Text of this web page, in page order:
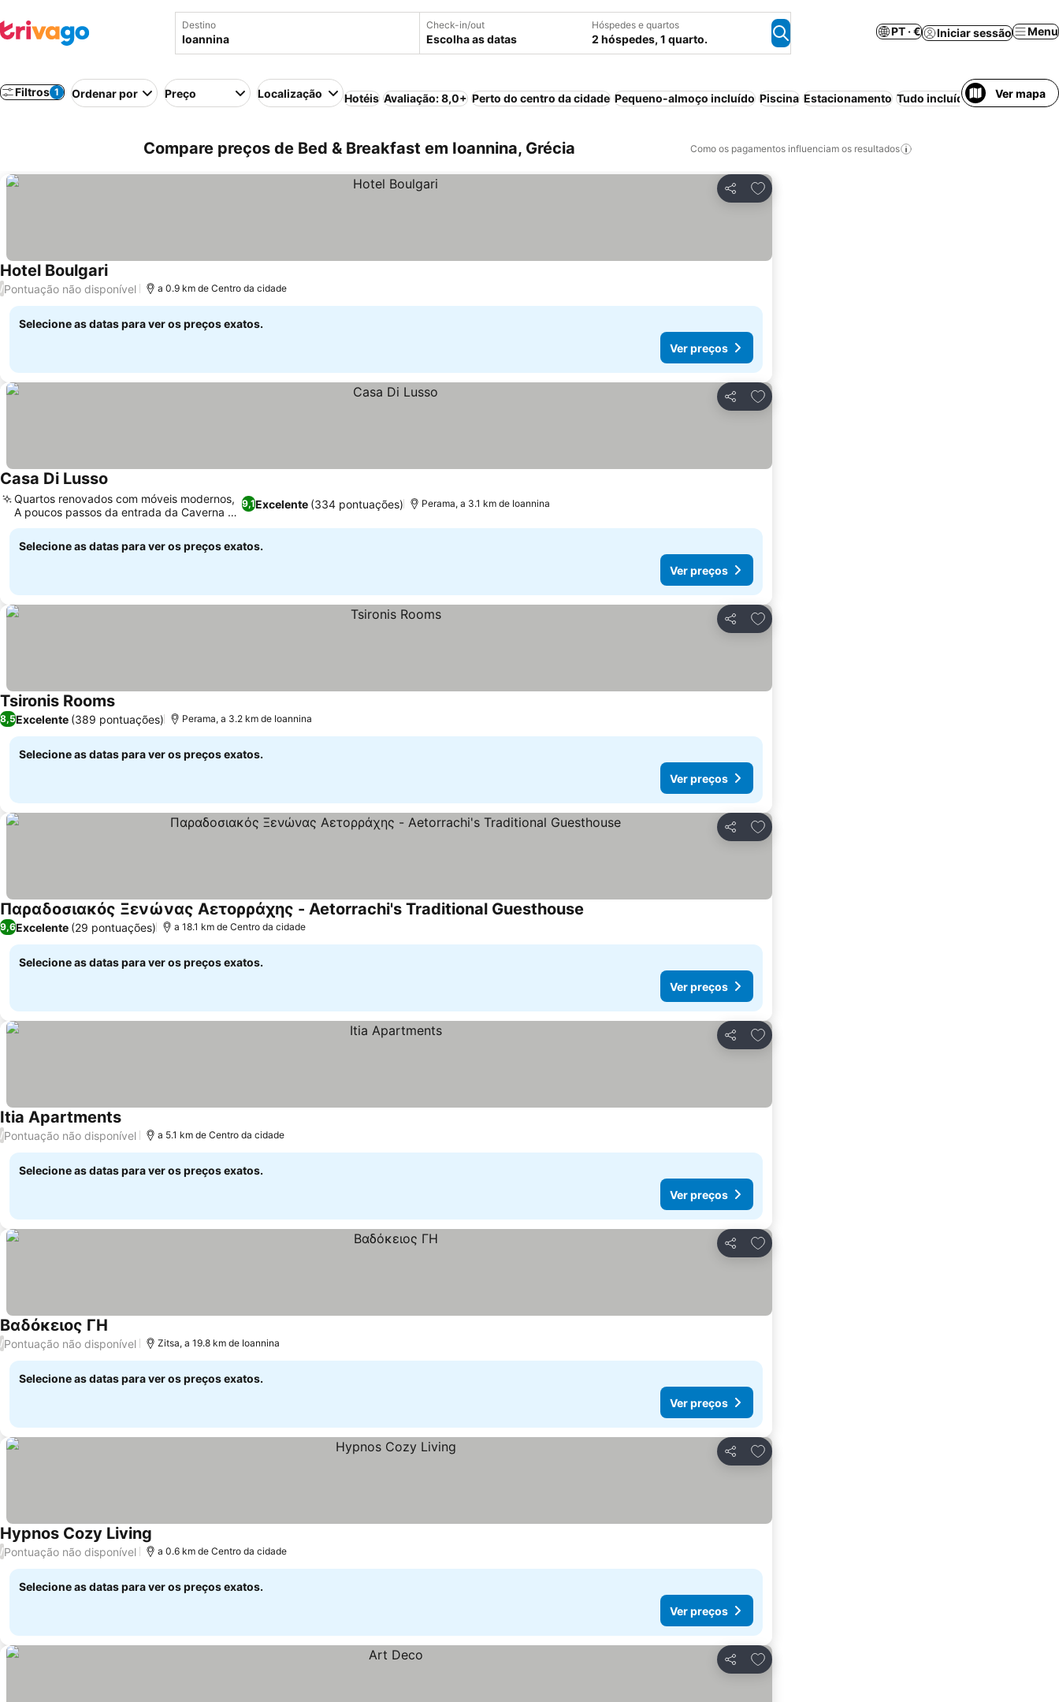
Destino Check-in/out
Escolha as datas
Hóspedes e quartos
2 hóspedes, 1 quarto.
PT · € Iniciar sessão Menu
Filtros 1 Ordenar por Preço Localização Hotéis Avaliação: 8,0+ Perto do centro da cidade Pequeno-almoço incluído Piscina Estacionamento Tudo incluído Ar Ver mapa
Compare preços de Bed & Breakfast em Ioannina, Grécia Como os pagamentos influenciam os resultados
Partilhar
Adicionar aos favoritos
Hotel Boulgari
/Pontuação não disponível a 0.9 km de Centro da cidade
Selecione as datas para ver os preços exatos.
Ver preços
Partilhar
Adicionar aos favoritos
Casa Di Lusso
9,1Excelente (334 pontuações)
Quartos renovados com móveis modernos,
A poucos passos da entrada da Caverna de
Perama
Perama, a 3.1 km de Ioannina
Selecione as datas para ver os preços exatos.
Ver preços
Partilhar
Adicionar aos favoritos
Tsironis Rooms
8,5Excelente (389 pontuações) Perama, a 3.2 km de Ioannina
Selecione as datas para ver os preços exatos.
Ver preços
Partilhar
Adicionar aos favoritos
Παραδοσιακός Ξενώνας Αετορράχης - Aetorrachi's Traditional Guesthouse
9,6Excelente (29 pontuações) a 18.1 km de Centro da cidade
Selecione as datas para ver os preços exatos.
Ver preços
Partilhar
Adicionar aos favoritos
Itia Apartments
/Pontuação não disponível a 5.1 km de Centro da cidade
Selecione as datas para ver os preços exatos.
Ver preços
Partilhar
Adicionar aos favoritos
Βαδόκειος ΓΗ
/Pontuação não disponível Zitsa, a 19.8 km de Ioannina
Selecione as datas para ver os preços exatos.
Ver preços
Partilhar
Adicionar aos favoritos
Hypnos Cozy Living
/Pontuação não disponível a 0.6 km de Centro da cidade
Selecione as datas para ver os preços exatos.
Ver preços
Partilhar
Adicionar aos favoritos